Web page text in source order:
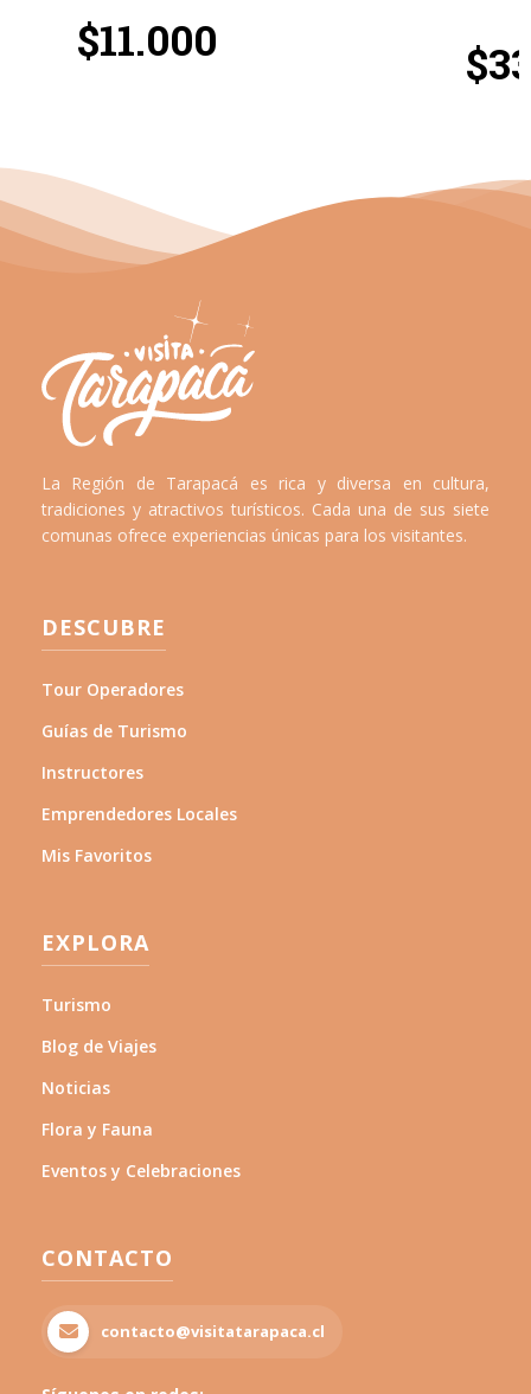
$11.000
La Región de Tarapacá es rica y diversa en cultura,
tradiciones y atractivos turísticos. Cada una de sus siete
comunas ofrece experiencias únicas para los visitantes.
DESCUBRE
Tour Operadores
Guías de Turismo
Instructores
Emprendedores Locales
Mis Favoritos
EXPLORA
Turismo
Blog de Viajes
Noticias
Flora y Fauna
Eventos y Celebraciones
CONTACTO
contacto@visitatarapaca.cl